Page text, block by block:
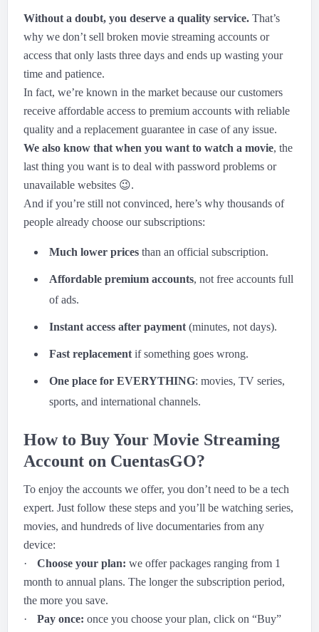
Without a doubt, you deserve a quality service. That’s
why we don’t sell broken movie streaming accounts or
access that only lasts three days and ends up wasting your
time and patience.
In fact, we’re known in the market because our customers
receive affordable access to premium accounts with reliable
quality and a replacement guarantee in case of any issue.
We also know that when you want to watch a movie, the
last thing you want is to deal with password problems or
unavailable websites 😉.
And if you’re still not convinced, here’s why thousands of
people already choose our subscriptions:
Much lower prices than an official subscription.
Affordable premium accounts, not free accounts full
of ads.
Instant access after payment (minutes, not days).
Fast replacement if something goes wrong.
One place for EVERYTHING: movies, TV series,
sports, and international channels.
How to Buy Your Movie Streaming
Account on CuentasGO?
To enjoy the accounts we offer, you don’t need to be a tech
expert. Just follow these steps and you’ll be watching series,
movies, and hundreds of live documentaries from any
device:
·
Choose your plan: we offer packages ranging from 1
month to annual plans. The longer the subscription period,
the more you save.
·
Pay once: once you choose your plan, click on “Buy”